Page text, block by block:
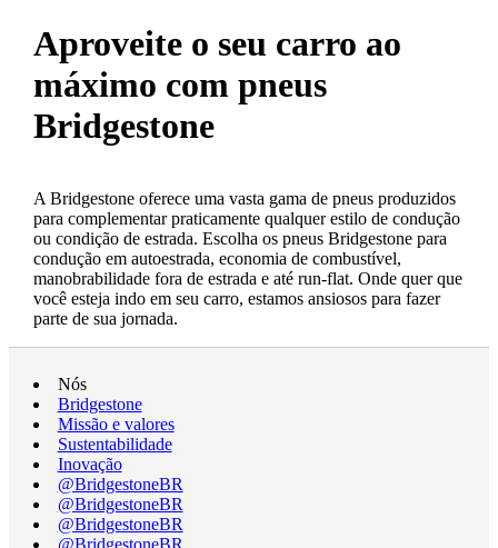
Aproveite o seu carro ao
máximo com pneus
Bridgestone
A Bridgestone oferece uma vasta gama de pneus produzidos
para complementar praticamente qualquer estilo de condução
ou condição de estrada. Escolha os pneus Bridgestone para
condução em autoestrada, economia de combustível,
manobrabilidade fora de estrada e até run-flat. Onde quer que
você esteja indo em seu carro, estamos ansiosos para fazer
parte de sua jornada.
Nós
Bridgestone
Missão e valores
Sustentabilidade
Inovação
@BridgestoneBR
@BridgestoneBR
@BridgestoneBR
@BridgestoneBR